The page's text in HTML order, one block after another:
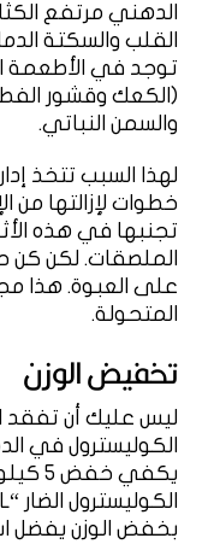
الدهني مرتفع
القلب والسكتة
توجد في الأطعمة
(الكعك وقشور
والسمن النباتي.
خطوات لإزالتها من
تجنبها في هذه
الملصقات. لكن كن
على العبوة. هذا
المتحولة.
تخفيض الوزن
ليس عليك أن تفقد
الكوليسترول في
يكفي
بخفض الوزن يفضل